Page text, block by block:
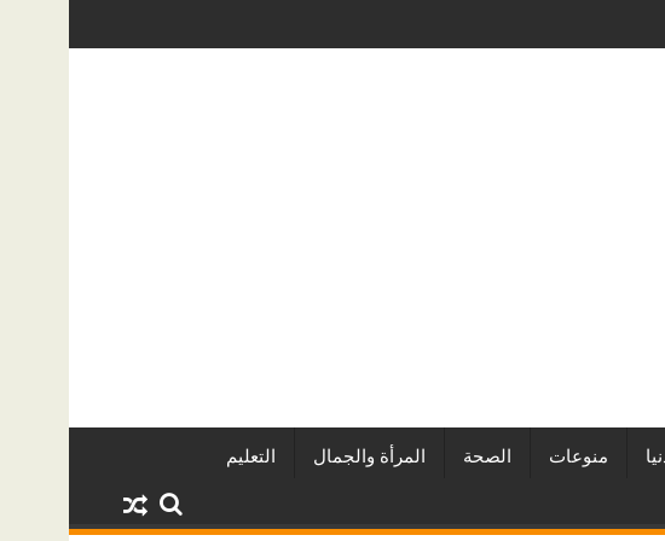
تسربات المياه الخفية؟ دليل عملي لأصحاب المنازل في الرياض
2026
منوعات الصحة المرأة والجمال التعليم